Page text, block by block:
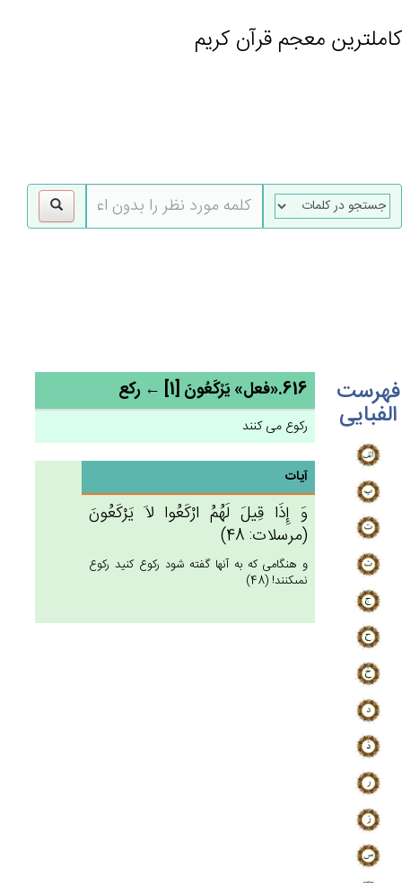
کاملترین معجم قرآن کریم
فهرست
الفبایی
616.«فعل» يَرْكَعُون‌َ [1] ← رکع
رکوع می کنند
آیات
وَ إِذَا قِيل‌َ لَهُم‌ُ ارْكَعُوا لاَ يَرْكَعُون‌َ
(مرسلات: 48)
و هنگامى كه به آنها گفته شود ركوع كنيد ركوع
نمى‏كنند! (48)